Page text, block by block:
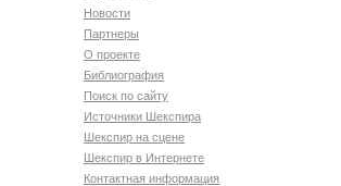
Новости
Партнеры
О проекте
Библиография
Поиск по сайту
Источники Шекспира
Шекспир на сцене
Шекспир в Интернете
Контактная информация